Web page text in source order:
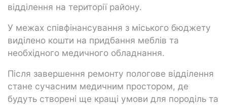
відділення на території району.
У межах співфінансування з міського бюджету
виділено кошти на придбання меблів та
необхідного медичного обладнання.
Після завершення ремонту пологове відділення
стане сучасним медичним простором, де
будуть створені ще кращі умови для породіль та